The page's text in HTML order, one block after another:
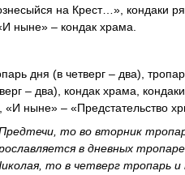
на Крест…», кондаки
ныне» – кондак храма.
дня (в четверг – два),
– два), кондак храма,
ныне» – «Предстательство
то во вторник
в дневных
то в четверг тропарь